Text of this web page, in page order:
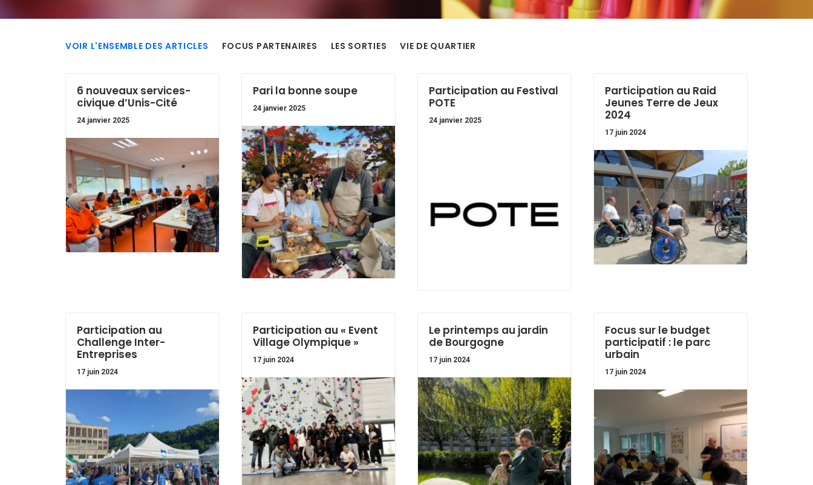
VOIR L'ENSEMBLE DES ARTICLES FOCUS PARTENAIRES LES SORTIES VIE DE QUARTIER
6 nouveaux services-
civique d’Unis-Cité
24 janvier 2025
Pari la bonne soupe
24 janvier 2025
Participation au Festival
POTE
24 janvier 2025
Participation au Raid
Jeunes Terre de Jeux
2024
17 juin 2024
Participation au
Challenge Inter-
Entreprises
17 juin 2024
Participation au « Event
Village Olympique »
17 juin 2024
Le printemps au jardin
de Bourgogne
17 juin 2024
Focus sur le budget
participatif : le parc
urbain
17 juin 2024